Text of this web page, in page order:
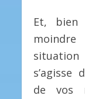
Et, bien
situation
s’agisse
de vos